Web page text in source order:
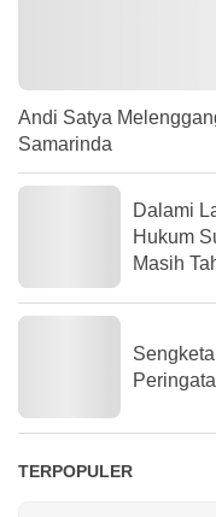
Andi Satya
Samarinda
Dalami
Hukum
Masih
TERPOPULER